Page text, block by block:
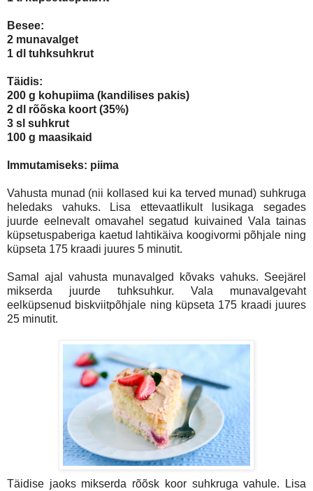
Besee:
2 munavalget
1 dl tuhksuhkrut
Täidis:
200 g kohupiima (kandilises pakis)
2 dl rõõska koort (35%)
3 sl suhkrut
100 g maasikaid
Immutamiseks: piima
Vahusta munad (nii kollased kui ka terved munad) suhkruga
heledaks vahuks. Lisa ettevaatlikult lusikaga segades
juurde eelnevalt omavahel segatud kuivained Vala tainas
küpsetuspaberiga kaetud lahtikäiva koogivormi põhjale ning
küpseta 175 kraadi juures 5 minutit.
Samal ajal vahusta munavalged kõvaks vahuks. Seejärel
mikserda juurde tuhksuhkur. Vala munavalgevaht
eelküpsenud biskviitpõhjale ning küpseta 175 kraadi juures
25 minutit.
Täidise jaoks mikserda rõõsk koor suhkruga vahule. Lisa